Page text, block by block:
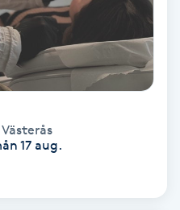
Västerås
17 aug.